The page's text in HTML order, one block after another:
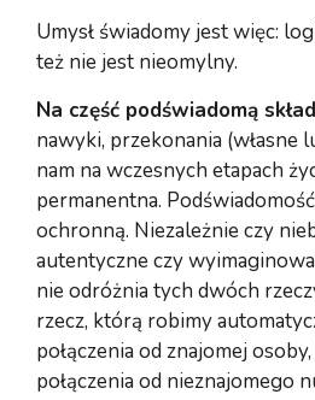
Umysł świadomy jest więc:
też nie jest nieomylny.
Na część podświadomą
nawyki, przekonania (własne
nam na wczesnych etapach
permanentna.
ochronną. Niezależnie czy
autentyczne czy
nie odróżnia tych dwóch
rzecz, którą robimy
połączenia od znajomej
połączenia od nieznajomego